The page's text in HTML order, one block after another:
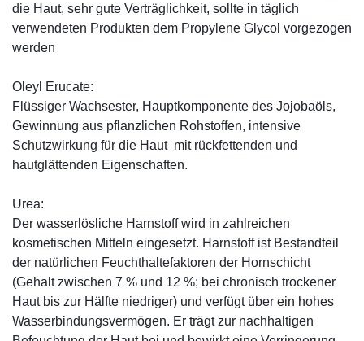
die Haut, sehr gute Verträglichkeit, sollte in täglich
verwendeten Produkten dem Propylene Glycol vorgezogen
werden
Oleyl Erucate:
Flüssiger Wachsester, Hauptkomponente des Jojobaöls,
Gewinnung aus pflanzlichen Rohstoffen, intensive
Schutzwirkung für die Haut mit rückfettenden und
hautglättenden Eigenschaften.
Urea:
Der wasserlösliche Harnstoff wird in zahlreichen
kosmetischen Mitteln eingesetzt. Harnstoff ist Bestandteil
der natürlichen Feuchthaltefaktoren der Hornschicht
(Gehalt zwischen 7 % und 12 %; bei chronisch trockener
Haut bis zur Hälfte niedriger) und verfügt über ein hohes
Wasserbindungsvermögen. Er trägt zur nachhaltigen